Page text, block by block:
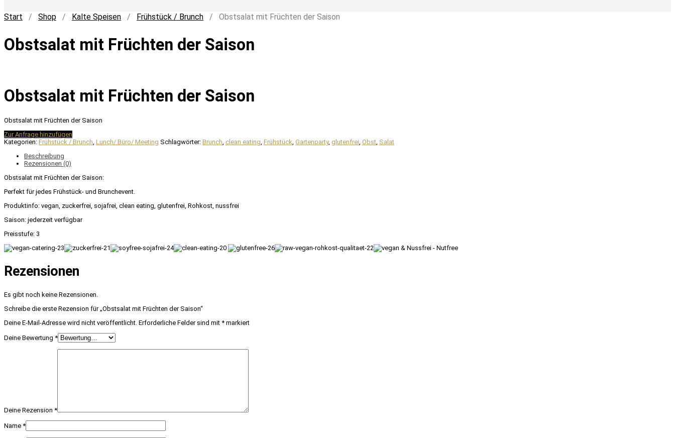
Start / Shop / Kalte Speisen / Frühstück / Brunch / Obstsalat mit Früchten der Saison
Obstsalat mit Früchten der Saison
Obstsalat mit Früchten der Saison
Obstsalat mit Früchten der Saison
Zur Anfrage hinzufügen
Kategorien: Frühstück / Brunch, Lunch/ Büro/ Meeting Schlagwörter: Brunch, clean eating, Frühstück, Gartenparty, glutenfrei, Obst, Salat
Beschreibung
Rezensionen (0)
Obstsalat mit Früchten der Saison:
Perfekt für jedes Frühstück- und Brunchevent.
Produktinfo: vegan, zuckerfrei, sojafrei, clean eating, glutenfrei, Rohkost, nussfrei
Saison: jederzeit verfügbar
Preisstufe: 3
Rezensionen
Es gibt noch keine Rezensionen.
Schreibe die erste Rezension für „Obstsalat mit Früchten der Saison“
Deine E-Mail-Adresse wird nicht veröffentlicht. Erforderliche Felder sind mit * markiert
Deine Bewertung *
Deine Rezension *
Name *